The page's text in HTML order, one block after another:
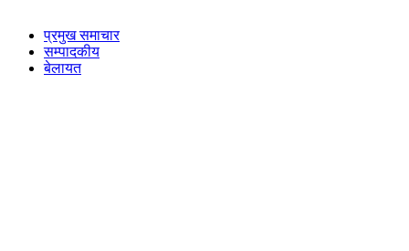
प्रमुख समाचार
सम्पादकीय
बेलायत